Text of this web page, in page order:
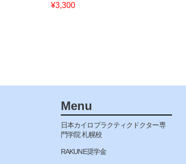
¥3,300
Menu
日本カイロプラクティクドクター専
門学院 札幌校
RAKUNE奨学金